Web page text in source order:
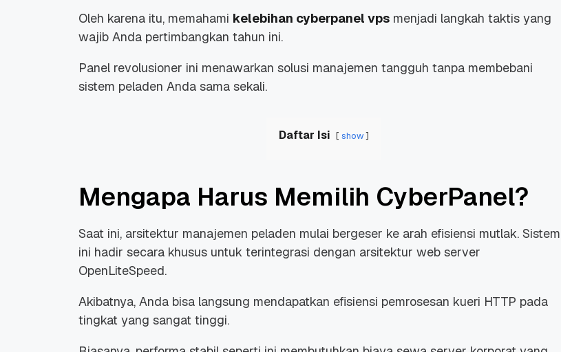
Oleh karena itu, memahami kelebihan cyberpanel vps menjadi langkah taktis yang
wajib Anda pertimbangkan tahun ini.
Panel revolusioner ini menawarkan solusi manajemen tangguh tanpa membebani
sistem peladen Anda sama sekali.
Daftar Isi show
Mengapa Harus Memilih CyberPanel?
Saat ini, arsitektur manajemen peladen mulai bergeser ke arah efisiensi mutlak. Sistem
ini hadir secara khusus untuk terintegrasi dengan arsitektur web server
OpenLiteSpeed.
Akibatnya, Anda bisa langsung mendapatkan efisiensi pemrosesan kueri HTTP pada
tingkat yang sangat tinggi.